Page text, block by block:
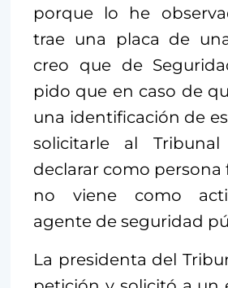
porque lo he
trae una placa de
creo que de
pido que en caso de
una identificación de
solicitarle al
declarar como persona
no viene como
agente de seguridad
La presidenta del